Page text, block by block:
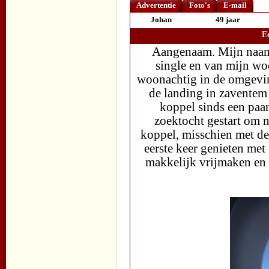
Advertentie Foto's
E-mail
Johan
49 jaar
Aangenaam. Mijn
single en van mijn
woonachtig in de
de landing in
koppel sinds een
zoektocht gestart om
koppel, misschien met
eerste keer genieten
makkelijk vrijmaken en